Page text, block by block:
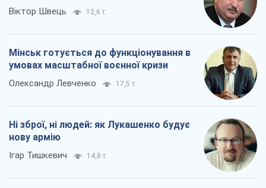
Віктор Швець 12,6 т.
Мінськ готується до функціонування в
умовах масштабної воєнної кризи
Олександр Левченко 17,5 т.
Ні зброї, ні людей: як Лукашенко будує
нову армію
Ігар Тишкевич 14,8 т.